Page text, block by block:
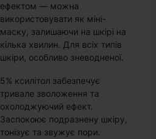
ефектом — можна
використовувати як міні-
маску, залишаючи на шкірі на
кілька хвилин. Для всіх типів
шкіри, особливо зневодненої.
5% ксилітол забезпечує
тривале зволоження та
охолоджуючий ефект.
Заспокоює подразнену шкіру,
тонізує та звужує пори.